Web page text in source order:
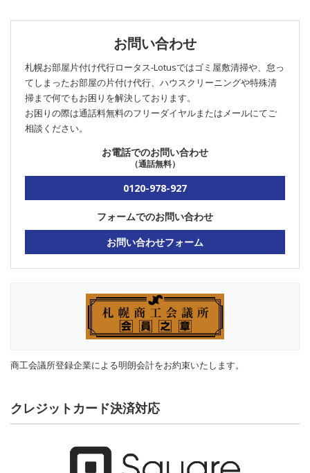
お問い合わせ
札幌お部屋片付け代行ロータス‐Lotusではゴミ屋敷清掃や、怠っ
てしまったお部屋の片付け代行、ハウスクリーニングや特殊清
掃まで何でもお困りを解決しております。
お困りの際は通話料無料のフリーダイヤルまたはメールにてご
相談ください。
お電話でのお問い合わせ
（通話無料）
0120-978-927
フォームでのお問い合わせ
お問い合わせフォーム
商工会議所登録企業による明朗会計をお約束いたします。
クレジットカード決済対応